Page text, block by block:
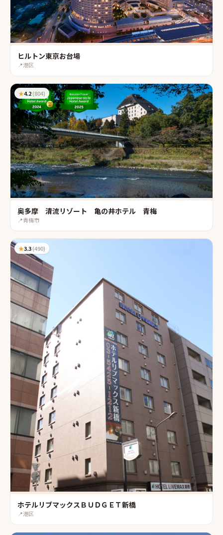
ヒルトン東京お台場
📍港区
★4.2(804)
奥多摩 清流リゾート 亀の井ホテル 青梅
📍青梅市
★3.3(490)
ホテルリブマックスＢＵＤＧＥＴ新橋
📍港区